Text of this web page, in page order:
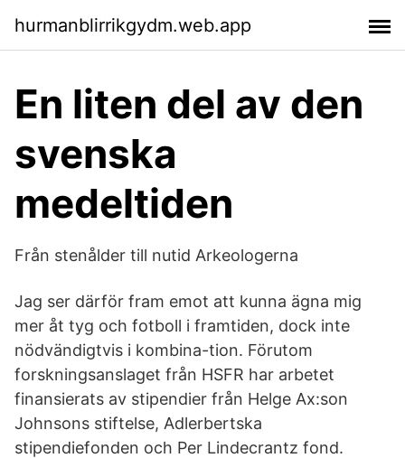
hurmanblirrikgydm.web.app
En liten del av den
svenska
medeltiden
Från stenålder till nutid Arkeologerna
Jag ser därför fram emot att kunna ägna mig
mer åt tyg och fotboll i framtiden, dock inte
nödvändigtvis i kombina-tion. Förutom
forskningsanslaget från HSFR har arbetet
finansierats av stipendier från Helge Ax:son
Johnsons stiftelse, Adlerbertska
stipendiefonden och Per Lindecrantz fond.